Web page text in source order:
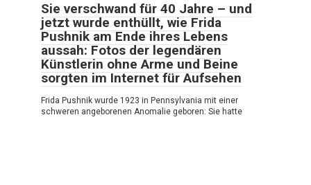
Sie verschwand für 40 Jahre – und
jetzt wurde enthüllt, wie Frida
Pushnik am Ende ihres Lebens
aussah: Fotos der legendären
Künstlerin ohne Arme und Beine
sorgten im Internet für Aufsehen
Frida Pushnik wurde 1923 in Pennsylvania mit einer
schweren angeborenen Anomalie geboren: Sie hatte